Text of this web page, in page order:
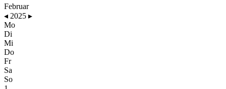
Februar
◂ 2025 ▸
Mo
Di
Mi
Do
Fr
Sa
So